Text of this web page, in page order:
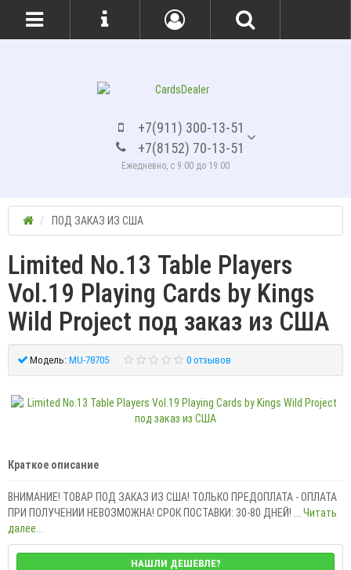
+7(911) 300-13-51
+7(8152) 70-13-51
Ежедневно, с 9:00 до 19:00
ПОД ЗАКАЗ ИЗ США
Limited No.13 Table Players
Vol.19 Playing Cards by Kings
Wild Project под заказ из США
Модель: MU-78705 0 отзывов
Краткое описание
ВНИМАНИЕ! ТОВАР ПОД ЗАКАЗ ИЗ США! ТОЛЬКО ПРЕДОПЛАТА - ОПЛАТА
ПРИ ПОЛУЧЕНИИ НЕВОЗМОЖНА! СРОК ПОСТАВКИ: 30-80 ДНЕЙ! ... Читать
далее...
НАШЛИ ДЕШЕВЛЕ?